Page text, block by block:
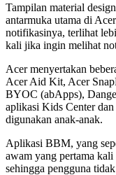
Tampilan material
antarmuka utama di
notifikasinya, terlihat
kali jika ingin melihat
Acer menyertakan
Acer Aid Kit, Acer
BYOC (abApps),
aplikasi Kids Center
digunakan anak-anak.
Aplikasi BBM, yang
awam yang pertama
sehingga pengguna